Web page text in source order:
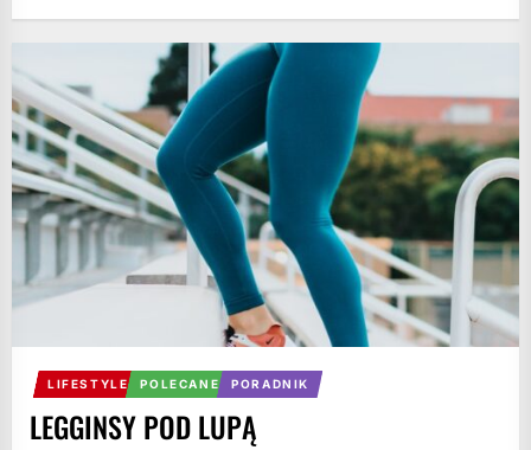
LIFESTYLE POLECANE PORADNIK
LEGGINSY POD LUPĄ